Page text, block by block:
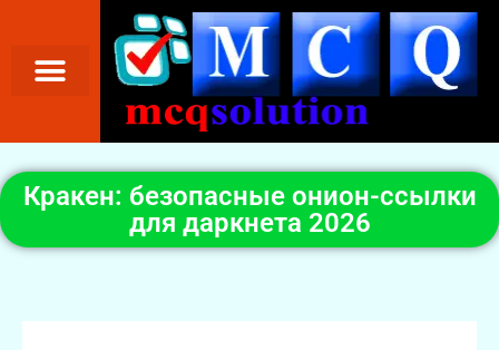
Кракен: безопасные онион-ссылки
для даркнета 2026